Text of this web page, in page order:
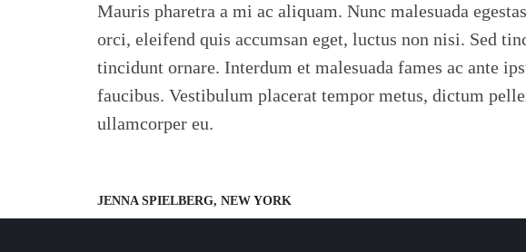
Mauris pharetra a mi ac aliquam. Nunc malesuada
orci, eleifend quis accumsan eget, luctus non nisi. Sed
tincidunt ornare. Interdum et malesuada fames ac ante
faucibus. Vestibulum placerat tempor metus, dictum
ullamcorper eu.
JENNA SPIELBERG, NEW YORK